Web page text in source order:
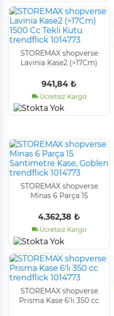
STOREMAX shopverse
Lavinia Kase2 (>17Cm)
trendflick 1014773
941,84 ₺
Ücretsiz Kargo
STOREMAX shopverse
Minas 6 Parça 15
trendflick 1014773
4.362,38 ₺
Ücretsiz Kargo
STOREMAX shopverse
Prisma Kase 6'lı 350 cc